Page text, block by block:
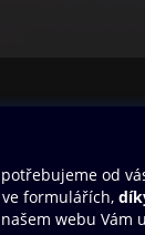
Aplikace a hry
SMS/MMS Info
Blog